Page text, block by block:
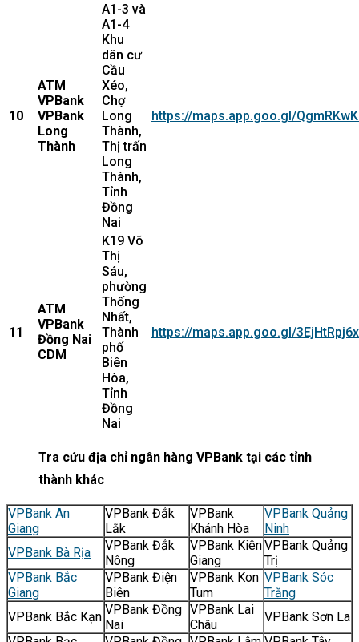
10
ATM
VPBank
VPBank
Long
Thành
A1-3 và
A1-4
Khu
dân cư
Cầu
Xéo,
Chợ
Long
Thành,
Thị trấn
Long
Thành,
Tỉnh
Đồng
Nai
https://maps.app.goo.gl/
11
ATM
VPBank
Đồng Nai
CDM
K19 Võ
Thị
Sáu,
phường
Thống
Nhất,
Thành
phố
Biên
Hòa,
Tỉnh
Đồng
Nai
https://maps.app.goo.gl/
Tra cứu địa chỉ ngân hàng VPBank tại các tỉnh
thành khác
VPBank An
Giang
VPBank Đắk
Lắk
VPBank
Khánh Hòa
VPBank Quảng
Ninh
VPBank Bà Rịa
VPBank Đắk
Nông
VPBank Kiên
Giang
VPBank Quảng
Trị
VPBank Bắc
Giang
VPBank Điện
Biên
VPBank Kon
Tum
VPBank Sóc
Trăng
VPBank Bắc Kạn VPBank Đồng
Nai
VPBank Lai
Châu
VPBank Sơn La